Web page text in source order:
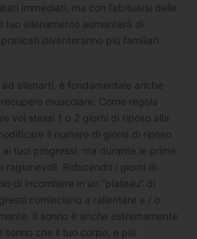
immediati, ma con l’abituarsi delle
tuo allenamento aumenterà di
diventeranno più familiari.
allenarti, è fondamentale anche
muscolare. Come regola
voi stessi 1 o 2 giorni di riposo alla
il numero di giorni di riposo
tuoi progressi, ma durante le prime
ragionevoli. Riducendo i giorni di
di incombere in un “plateau” di
cominciano a rallentare e / o
Il sonno è anche estremamente
sonno che il tuo corpo, e più